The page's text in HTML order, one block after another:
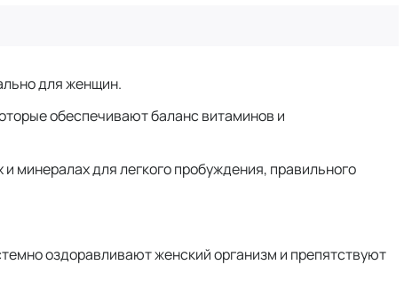
для женщин.
обеспечивают баланс витаминов и
минералах для легкого пробуждения, правильного
оздоравливают женский организм и препятствуют